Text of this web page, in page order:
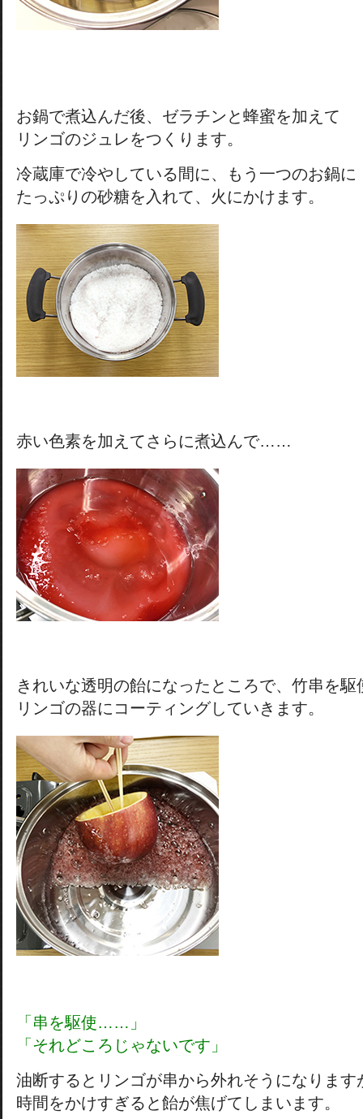
お鍋で煮込んだ後、ゼラチンと蜂蜜を加えて
リンゴのジュレをつくります。
冷蔵庫で冷やしている間に、もう一つのお鍋に
たっぷりの砂糖を入れて、火にかけます。
赤い色素を加えてさらに煮込んで……
きれいな透明の飴になったところで、竹串を駆
リンゴの器にコーティングしていきます。
「串を駆使……」
「それどころじゃないです」
油断するとリンゴが串から外れそうになります
時間をかけすぎると飴が焦げてしまいます。